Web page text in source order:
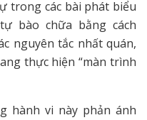
trong các bài phát biểu
bào chữa bằng cách
nguyên tắc nhất quán,
thực hiện “màn trình
hành vi này phản ánh